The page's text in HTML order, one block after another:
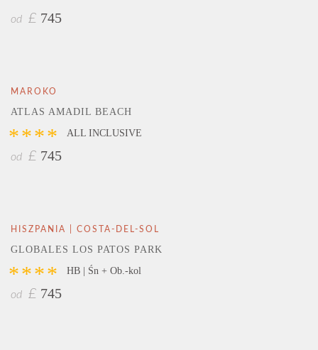
od £ 745
MAROKO
ATLAS AMADIL BEACH
**** ALL INCLUSIVE
od £ 745
HISZPANIA | COSTA-DEL-SOL
GLOBALES LOS PATOS PARK
**** HB | Śn + Ob.-kol
od £ 745